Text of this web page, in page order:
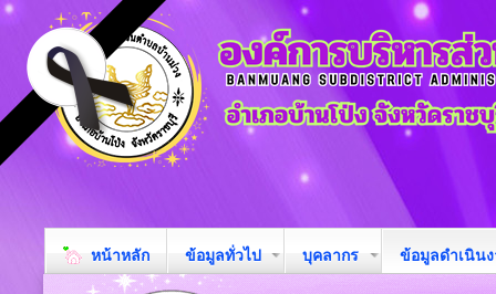
หน้าหลัก ข้อมูลทั่วไป บุคลากร ข้อมูลดำเนิน